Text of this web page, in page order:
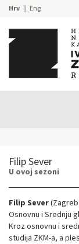
Hrv Eng
Filip Sever
U ovoj sezoni
Filip Sever
Osnovnu i Srednju
Kroz osnovnu i
studija ZKM-a, a